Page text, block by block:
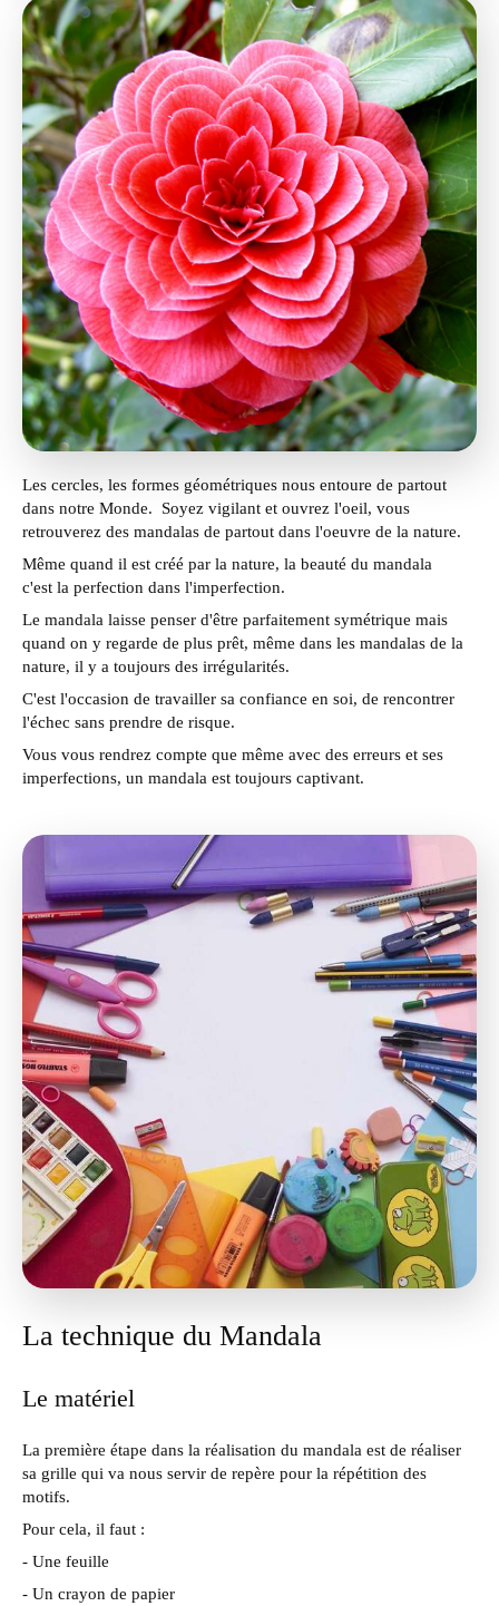
Les cercles, les formes géométriques nous entoure de partout
dans notre Monde. Soyez vigilant et ouvrez l'oeil, vous
retrouverez des mandalas de partout dans l'oeuvre de la nature.
Même quand il est créé par la nature, la beauté du mandala
c'est la perfection dans l'imperfection.
Le mandala laisse penser d'être parfaitement symétrique mais
quand on y regarde de plus prêt, même dans les mandalas de la
nature, il y a toujours des irrégularités.
C'est l'occasion de travailler sa confiance en soi, de rencontrer
l'échec sans prendre de risque.
Vous vous rendrez compte que même avec des erreurs et ses
imperfections, un mandala est toujours captivant.
La technique du Mandala
Le matériel
La première étape dans la réalisation du mandala est de réaliser
sa grille qui va nous servir de repère pour la répétition des
motifs.
Pour cela, il faut :
- Une feuille
- Un crayon de papier